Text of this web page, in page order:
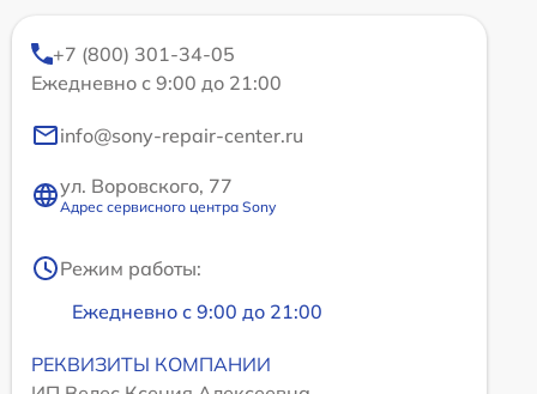
+7 (800) 301-34-05
Ежедневно с 9:00 до 21:00
info@sony-repair-center.ru
ул. Воровского, 77
Адрес сервисного центра Sony
Режим работы:
Ежедневно с 9:00 до 21:00
РЕКВИЗИТЫ КОМПАНИИ